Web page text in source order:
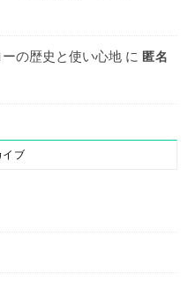
の歴史と使い心地 に 匿名
イブ